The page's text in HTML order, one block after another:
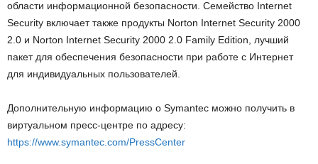
области информационной безопасности. Семейство Internet
Security включает также продукты Norton Internet Security 2000
2.0 и Norton Internet Security 2000 2.0 Family Edition, лучший
пакет для обеспечения безопасности при работе с Интернет
для индивидуальных пользователей.
Дополнительную информацию о Symantec можно получить в
виртуальном пресс-центре по адресу:
https://www.symantec.com/PressCenter